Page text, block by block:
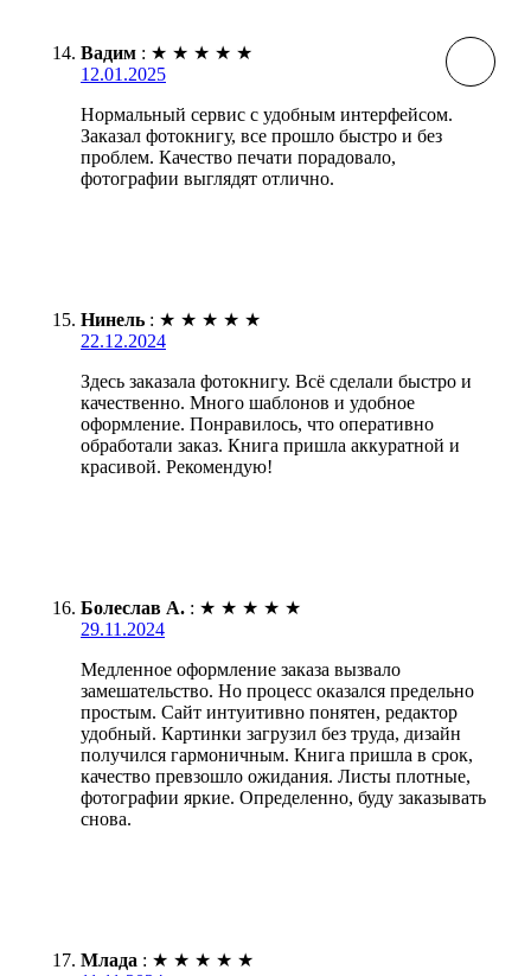
Вадим : ★ ★ ★ ★ ★
12.01.2025
Нормальный сервис с удобным интерфейсом.
Заказал фотокнигу, все прошло быстро и без
проблем. Качество печати порадовало,
фотографии выглядят отлично.
Нинель : ★ ★ ★ ★ ★
22.12.2024
Здесь заказала фотокнигу. Всё сделали быстро и
качественно. Много шаблонов и удобное
оформление. Понравилось, что оперативно
обработали заказ. Книга пришла аккуратной и
красивой. Рекомендую!
Болеслав А. : ★ ★ ★ ★ ★
29.11.2024
Медленное оформление заказа вызвало
замешательство. Но процесс оказался предельно
простым. Сайт интуитивно понятен, редактор
удобный. Картинки загрузил без труда, дизайн
получился гармоничным. Книга пришла в срок,
качество превзошло ожидания. Листы плотные,
фотографии яркие. Определенно, буду заказывать
снова.
Млада : ★ ★ ★ ★ ★